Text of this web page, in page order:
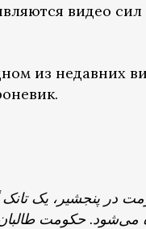
видео
из недавних
در پنجشیر، یک تانک
می‌شود. حکومت